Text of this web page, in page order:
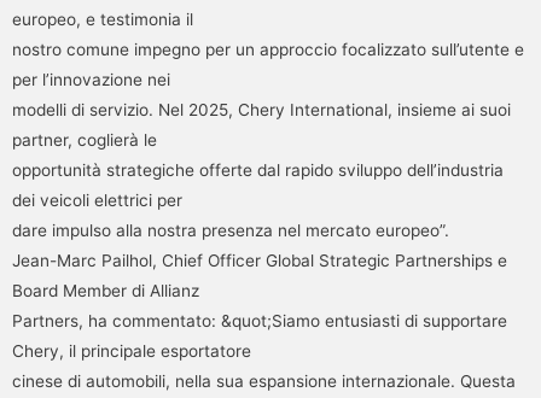
europeo, e testimonia il
nostro comune impegno per un approccio focalizzato sull’utente e
per l’innovazione nei
modelli di servizio. Nel 2025, Chery International, insieme ai suoi
partner, coglierà le
opportunità strategiche offerte dal rapido sviluppo dell’industria
dei veicoli elettrici per
dare impulso alla nostra presenza nel mercato europeo”.
Jean-Marc Pailhol, Chief Officer Global Strategic Partnerships e
Board Member di Allianz
Partners, ha commentato: &quot;Siamo entusiasti di supportare
Chery, il principale esportatore
cinese di automobili, nella sua espansione internazionale. Questa